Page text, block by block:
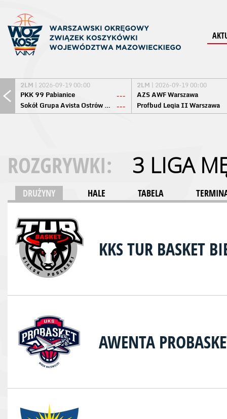
2LM | 2026-09-19 00:00
PKK 99 Pabianice
---
Sokół Grupa Avista Ostrów Maz. ---
2LM | 2026-09-19 00:00
AZS AWF Warszawa
Profbud Legia II Warszawa
ROZGRYWKI: 3 LIGA
DRUŻYNY HALE TABELA
KKS TUR BASKET
AWENTA